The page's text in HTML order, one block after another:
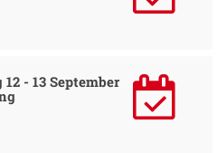
- 13 September